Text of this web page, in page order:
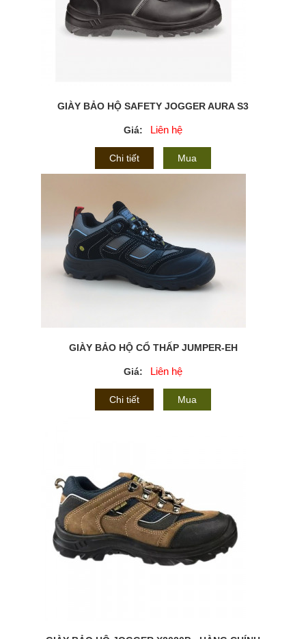
GIÀY BẢO HỘ SAFETY JOGGER AURA S3
Giá: Liên hệ
Chi tiết Mua
GIÀY BẢO HỘ CỔ THẤP JUMPER-EH
Giá: Liên hệ
Chi tiết Mua